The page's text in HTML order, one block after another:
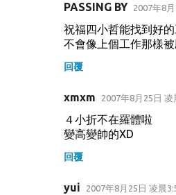
PASSING BY 2007年8
祝福四小哲能找到好
不會像上個工作那樣
回覆
xmxm 2007年8月25日 凌
４小折不在羅體啦
變高變帥的XD
回覆
yui 2007年8月25日 凌晨